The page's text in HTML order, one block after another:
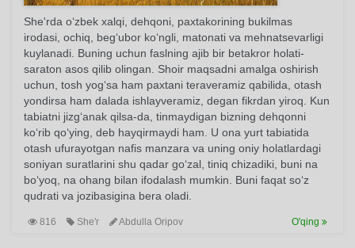
She'rda o‘zbek xalqi, dehqoni, paxtakorining bukilmas
irodasi, ochiq, beg‘ubor ko‘ngli, matonati va mehnatsevarligi
kuylanadi. Buning uchun faslning ajib bir betakror holati-
saraton asos qilib olingan. Shoir maqsadni amalga oshirish
uchun, tosh yog‘sa ham paxtani teraveramiz qabilida, otash
yondirsa ham dalada ishlayveramiz, degan fikrdan yiroq. Kun
tabiatni jizg‘anak qilsa-da, tinmaydigan bizning dehqonni
ko‘rib qo‘ying, deb hayqirmaydi ham. U ona yurt tabiatida
otash ufurayotgan nafis manzara va uning oniy holatlardagi
soniyan suratlarini shu qadar go‘zal, tiniq chizadiki, buni na
bo‘yoq, na ohang bilan ifodalash mumkin. Buni faqat so‘z
qudrati va jozibasigina bera oladi.
816 She'r Abdulla Oripov O'qing